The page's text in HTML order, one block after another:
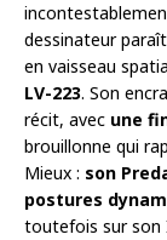
dessinateur paraît
en vaisseau
LV-223. Son
récit, avec une
brouillonne qui
Mieux : son
postures
toutefois sur son